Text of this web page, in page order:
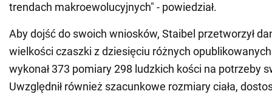
trendach makroewolucyjnych" - powiedział.
Aby dojść do swoich wniosków, Staibel przetworzył
wielkości czaszki z dziesięciu różnych opublikowanych
wykonał 373 pomiary 298 ludzkich kości na potrzeby
Uwzględnił również szacunkowe rozmiary ciała,